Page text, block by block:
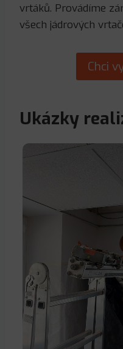
vrtáků. Provádíme
všech jádrových
Chci
Ukázky